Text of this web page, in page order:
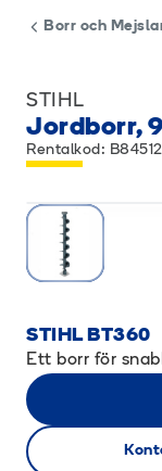
Borr och
STIHL
Jordborr,
Rentalkod:
STIHL BT360
Ett borr för